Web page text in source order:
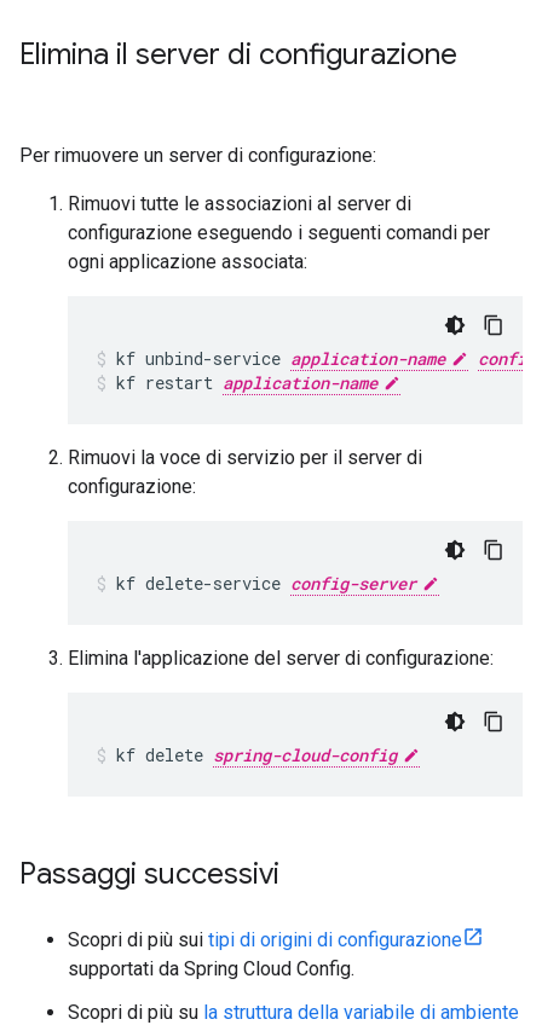
Elimina il server di configurazione
Per rimuovere un server di configurazione:
Rimuovi tutte le associazioni al server di
configurazione eseguendo i seguenti comandi per
ogni applicazione associata:
kf unbind-service application-name
kf restart application-name
Rimuovi la voce di servizio per il server di
configurazione:
kf delete-service config-server
Elimina l'applicazione del server di configurazione:
kf delete spring-cloud-config
Passaggi successivi
Scopri di più sui tipi di origini di configurazione
supportati da Spring Cloud Config.
Scopri di più su la struttura della variabile di ambiente